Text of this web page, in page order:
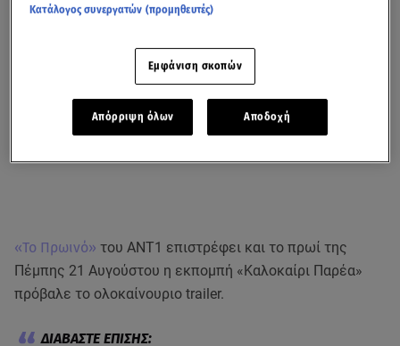
«Το Πρωινό» του ΑΝΤ1 επιστρέφει και το πρωί της
Πέμπης 21 Αυγούστου η εκπομπή «Καλοκαίρι Παρέα»
πρόβαλε το ολοκαίνουριο trailer.
Κατάλογος συνεργατών (προμηθευτές)
Εμφάνιση σκοπών
Απόρριψη όλων Αποδοχή